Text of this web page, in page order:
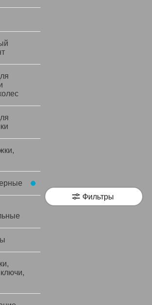
Фильтры